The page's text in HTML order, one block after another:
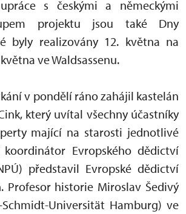
s českými a německými
projektu jsou také Dny
byly realizovány 12. května na
ve Waldsassenu.
v pondělí ráno zahájil kastelán
který uvítal všechny účastníky
mající na starosti jednotlivé
Evropského dědictví
představil Evropské dědictví
Profesor historie Miroslav Šedivý
Schmidt-Universität Hamburg) ve